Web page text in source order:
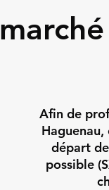
Afin de
départ
possible